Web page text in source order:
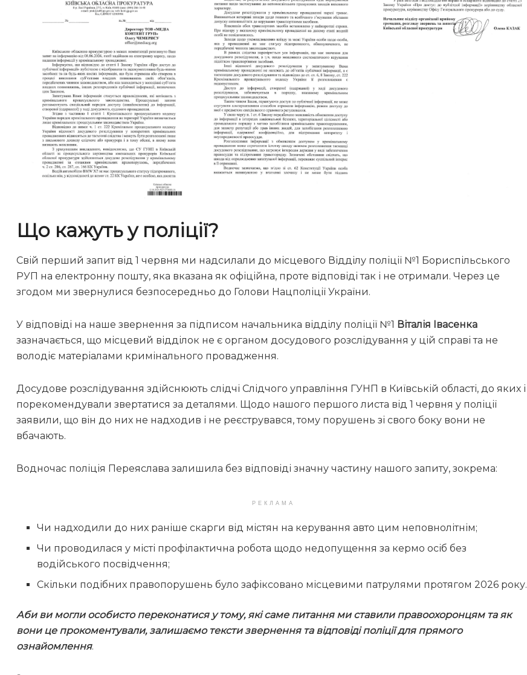
Що кажуть у поліції?
Свій перший запит від 1 червня ми надсилали до місцевого Відділу поліції №1 Бориспільського
РУП на електронну пошту, яка вказана як офіційна, проте відповіді так і не отримали. Через це
згодом ми звернулися безпосередньо до Голови Нацполіції України.
У відповіді на наше звернення за підписом начальника відділу поліції №1 Віталія Івасенка
зазначається, що місцевий відділок не є органом досудового розслідування у цій справі та не
володіє матеріалами кримінального провадження.
Досудове розслідування здійснюють слідчі Слідчого управління ГУНП в Київській області, до яких і
порекомендували звертатися за деталями. Щодо нашого першого листа від 1 червня у поліції
заявили, що він до них не надходив і не реєструвався, тому порушень зі свого боку вони не
вбачають.
Водночас поліція Переяслава залишила без відповіді значну частину нашого запиту, зокрема:
РЕКЛАМА
Чи надходили до них раніше скарги від містян на керування авто цим неповнолітнім;
Чи проводилася у місті профілактична робота щодо недопущення за кермо осіб без
водійського посвідчення;
Скільки подібних правопорушень було зафіксовано місцевими патрулями протягом 2026 року.
Аби ви могли особисто переконатися у тому, які саме питання ми ставили правоохоронцям та як
вони це прокоментували, залишаємо тексти звернення та відповіді поліції для прямого
ознайомлення.